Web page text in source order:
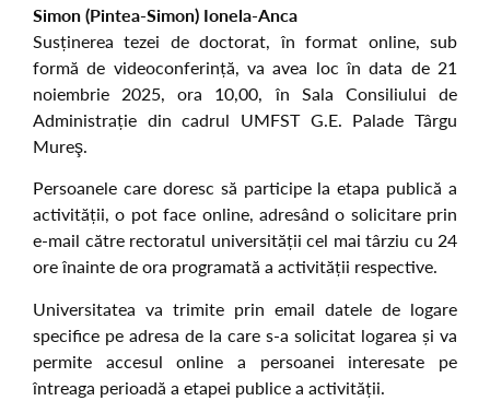
Simon (Pintea-Simon) Ionela-Anca
Susținerea tezei de doctorat, în format online, sub
formă de videoconferință, va avea loc în data de 21
noiembrie 2025, ora 10,00, în Sala Consiliului de
Administrație din cadrul UMFST G.E. Palade Târgu
Mureş.
Persoanele care doresc să participe la etapa publică a
activității, o pot face online, adresând o solicitare prin
e-mail către rectoratul universității cel mai târziu cu 24
ore înainte de ora programată a activității respective.
Universitatea va trimite prin email datele de logare
specifice pe adresa de la care s-a solicitat logarea și va
permite accesul online a persoanei interesate pe
întreaga perioadă a etapei publice a activității.